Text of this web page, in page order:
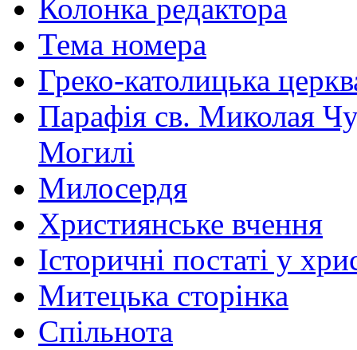
Колонка редактора
Тема номера
Греко-католицька
Парафія св. Миколая
Могилі
Милосердя
Християнське вчення
Історичні постаті у
Митецька сторінка
Спільнота